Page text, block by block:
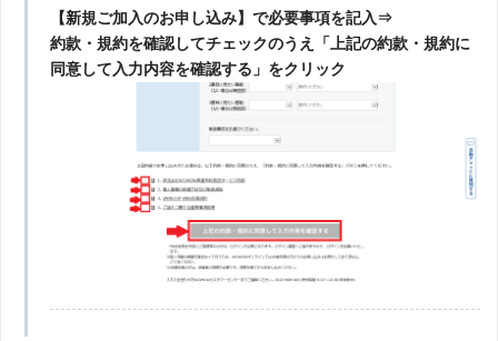
【新規ご加入のお申し込み】で必要事項を記入⇒
約款・規約を確認してチェックのうえ「上記の約款・規約に
同意して入力内容を確認する」をクリック